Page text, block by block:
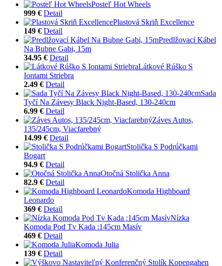
Posteľ Hot Wheels
999 € Detail
Plastová Skriň Excellence
149 € Detail
Predlžovací Kábel
Na Bubne Gabi, 15m
34.95 € Detail
Látkové Rúško S
Iontami Striebra
2.49 € Detail
Sada
Tyčí Na Závesy Black Night-Based, 130-240cm
6.99 € Detail
Záves Autos,
135/245cm, Viacfarebný
14.99 € Detail
Stolička S Podrúčkami
Bogart
94.9 € Detail
Otočná Stolička Anna
82.9 € Detail
Komoda Highboard
Leonardo
369 € Detail
Nízka
Komoda Pod Tv Kada :145cm Masív
469 € Detail
Komoda Julia
139 € Detail